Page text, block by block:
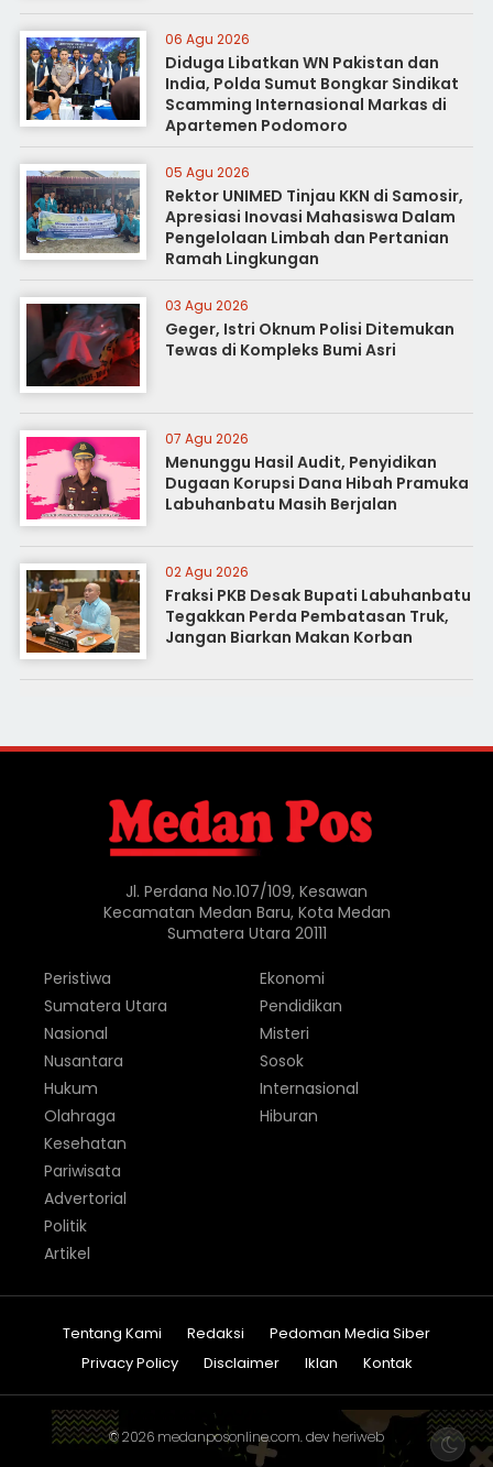
06 Agu 2026
Diduga Libatkan WN Pakistan dan
India, Polda Sumut Bongkar Sindikat
Scamming Internasional Markas di
Apartemen Podomoro
05 Agu 2026
Rektor UNIMED Tinjau KKN di Samosir,
Apresiasi Inovasi Mahasiswa Dalam
Pengelolaan Limbah dan Pertanian
Ramah Lingkungan
03 Agu 2026
Geger, Istri Oknum Polisi Ditemukan
Tewas di Kompleks Bumi Asri
07 Agu 2026
Menunggu Hasil Audit, Penyidikan
Dugaan Korupsi Dana Hibah Pramuka
Labuhanbatu Masih Berjalan
02 Agu 2026
Fraksi PKB Desak Bupati Labuhanbatu
Tegakkan Perda Pembatasan Truk,
Jangan Biarkan Makan Korban
Jl. Perdana No.107/109, Kesawan
Kecamatan Medan Baru, Kota Medan
Sumatera Utara 20111
Peristiwa
Sumatera Utara
Nasional
Nusantara
Hukum
Olahraga
Ekonomi
Pendidikan
Misteri
Sosok
Internasional
Hiburan
Kesehatan
Pariwisata
Advertorial
Politik
Artikel
Tentang Kami Redaksi
Pedoman Media Siber
Privacy Policy
Disclaimer Iklan Kontak
© 2026 medanposonline.com. dev heriweb